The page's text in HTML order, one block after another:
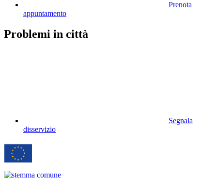
Prenota
appuntamento
Problemi in città
Segnala
disservizio